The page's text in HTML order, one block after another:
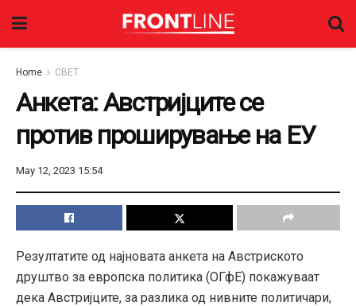
Home СВЕТ
Анкета: Австријците се
против проширување на ЕУ
May 12, 2023 15:54
Резултатите од најновата анкета на Австриското
друштво за европска политика (ОГфЕ) покажуваат
дека Австријците, за разлика од нивните политичари,